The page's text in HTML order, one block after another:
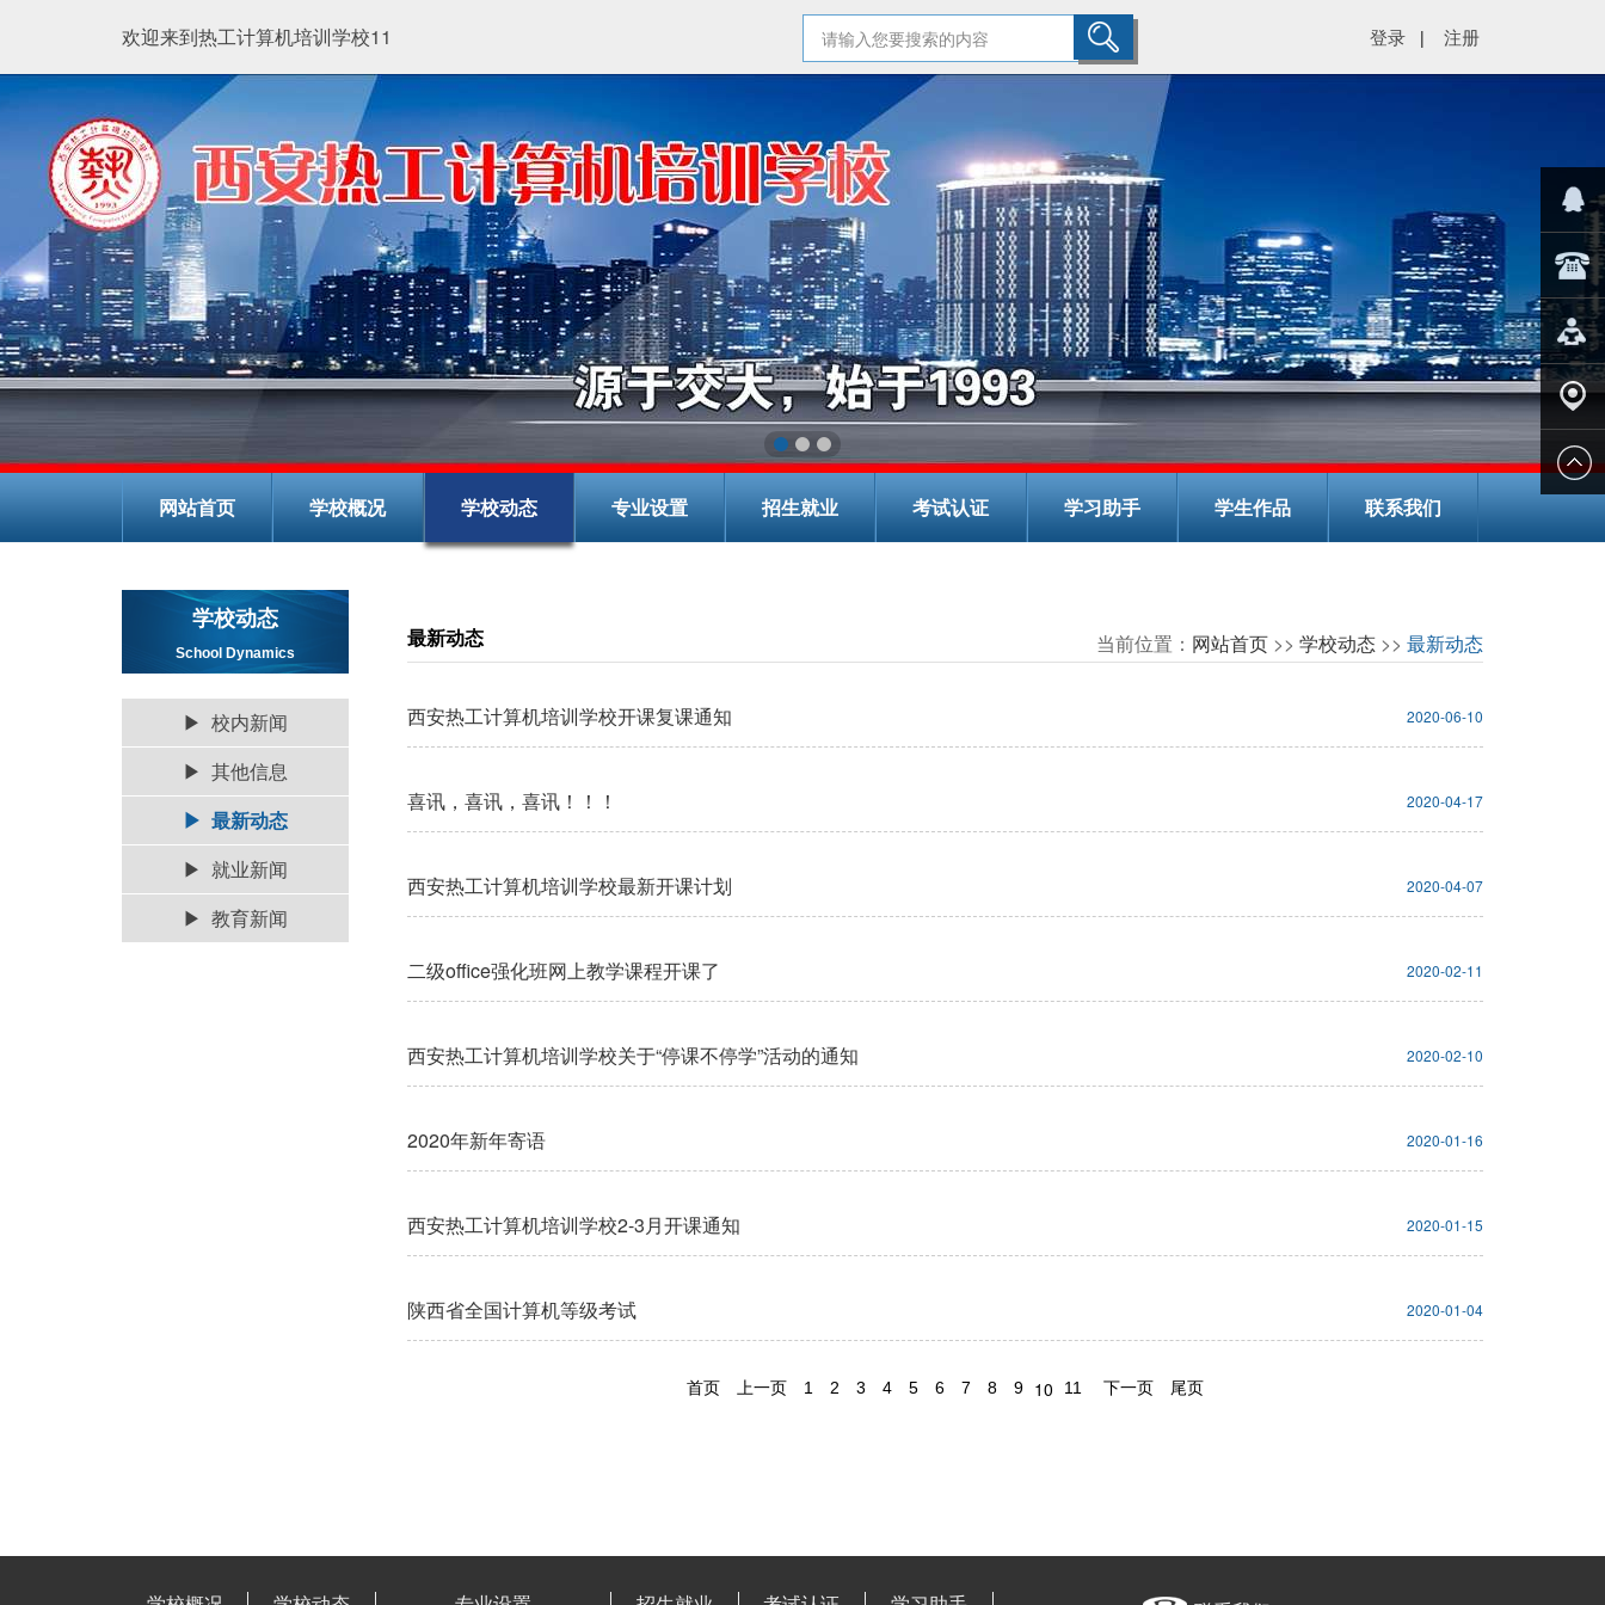
欢迎来到热工计算机培训学校11 登录 | 注册
网站首页 学校概况 学校动态 专业设置 招生就业 考试认证 学习助手 学生作品 联系我们
学校动态
School Dynamics
▶ 校内新闻
▶ 其他信息
▶ 最新动态
▶ 就业新闻
▶ 教育新闻
最新动态 当前位置： 网站首页>> 学校动态>> 最新动态
西安热工计算机培训学校开课复课通知 2020-06-10
喜讯，喜讯，喜讯！！！ 2020-04-17
西安热工计算机培训学校最新开课计划 2020-04-07
二级office强化班网上教学课程开课了 2020-02-11
西安热工计算机培训学校关于“停课不停学”活动的通知 2020-02-10
2020年新年寄语 2020-01-16
西安热工计算机培训学校2-3月开课通知 2020-01-15
陕西省全国计算机等级考试 2020-01-04
首页 上一页 1 2 3 4 5 6 7 8 9 10 11 下一页 尾页
在线客
服
029-
在线报
学校地